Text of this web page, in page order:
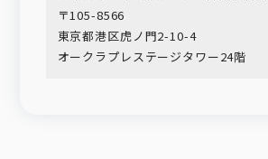
〒105-8566
東京都港区虎ノ門2-10-4
オークラプレステージタワー24階